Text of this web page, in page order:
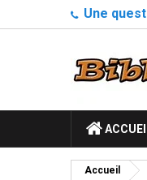
Une
Accueil